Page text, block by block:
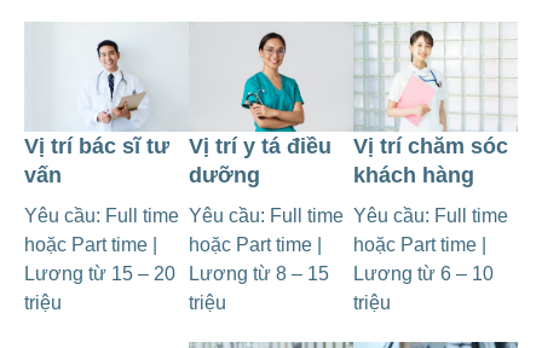
Vị trí bác sĩ tư
vấn
Yêu cầu: Full time
hoặc Part time |
Lương từ 15 – 20
triệu
Vị trí y tá điều
dưỡng
Yêu cầu: Full time
hoặc Part time |
Lương từ 8 – 15
triệu
Vị trí chăm sóc
khách hàng
Yêu cầu: Full time
hoặc Part time |
Lương từ 6 – 10
triệu